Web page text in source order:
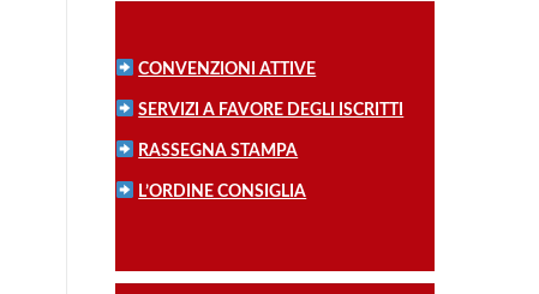
CONVENZIONI ATTIVE
SERVIZI A FAVORE DEGLI ISCRITTI
RASSEGNA STAMPA
L’ORDINE CONSIGLIA